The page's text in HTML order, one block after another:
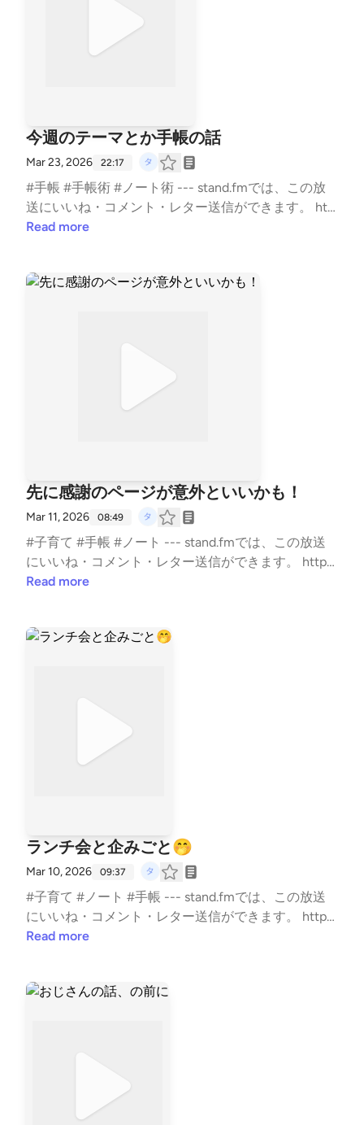
今週のテーマとか手帳の話
Mar 23, 2026 22:17
#手帳 #手帳術 #ノート術 --- stand.fmでは、この放
送にいいね・コメント・レター送信ができます。 htt
ps://stand.fm/channels/5e0a1c5ee0b4ae817e2a30cf
Read more
先に感謝のページが意外といいかも！
Mar 11, 2026 08:49
#子育て #手帳 #ノート --- stand.fmでは、この放送
にいいね・コメント・レター送信ができます。 http
s://stand.fm/channels/5e0a1c5ee0b4ae817e2a30cf
Read more
ランチ会と企みごと🤭
Mar 10, 2026 09:37
#子育て #ノート #手帳 --- stand.fmでは、この放送
にいいね・コメント・レター送信ができます。 http
s://stand.fm/channels/5e0a1c5ee0b4ae817e2a30cf
Read more